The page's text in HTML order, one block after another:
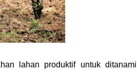
lahan produktif untuk ditanami